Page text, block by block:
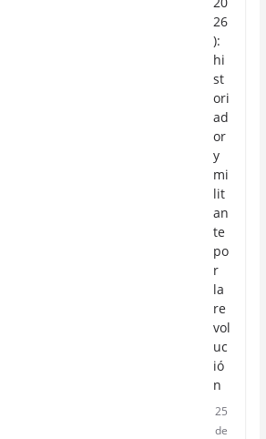
26
):
hi
st
ori
ad
or
y
mi
lit
an
te
po
r
la
re
vol
uc
ió
n
25
de